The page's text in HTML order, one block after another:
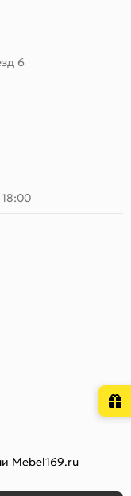
6
Mebel169.ru